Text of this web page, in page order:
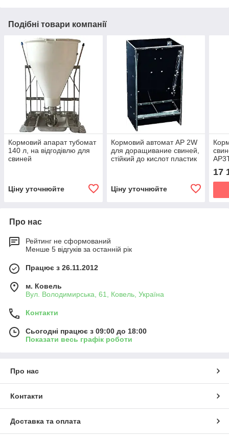
Подібні товари компанії
Кормовий апарат тубомат
140 л, на відгодівлю для
свиней
Ціну уточнюйте
Кормовий автомат AP 2W
для доращивание свиней,
стійкий до кислот пластик
Ціну уточнюйте
17
Про нас
Рейтинг не сформований
Менше 5 відгуків за останній рік
Працює з 26.11.2012
м. Ковель
Вул. Володимирська, 61, Ковель, Україна
Контакти
Сьогодні працює з 09:00 до 18:00
Показати весь графік роботи
Про нас
Контакти
Доставка та оплата